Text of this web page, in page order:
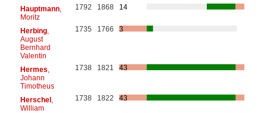
Hauptmann,
Moritz
1792 1868 14
Herbing,
August
Bernhard
Valentin
1735 1766 3
Hermes
Johann
Timotheus
1738 1821 43
Herschel,
William
1738 1822 43